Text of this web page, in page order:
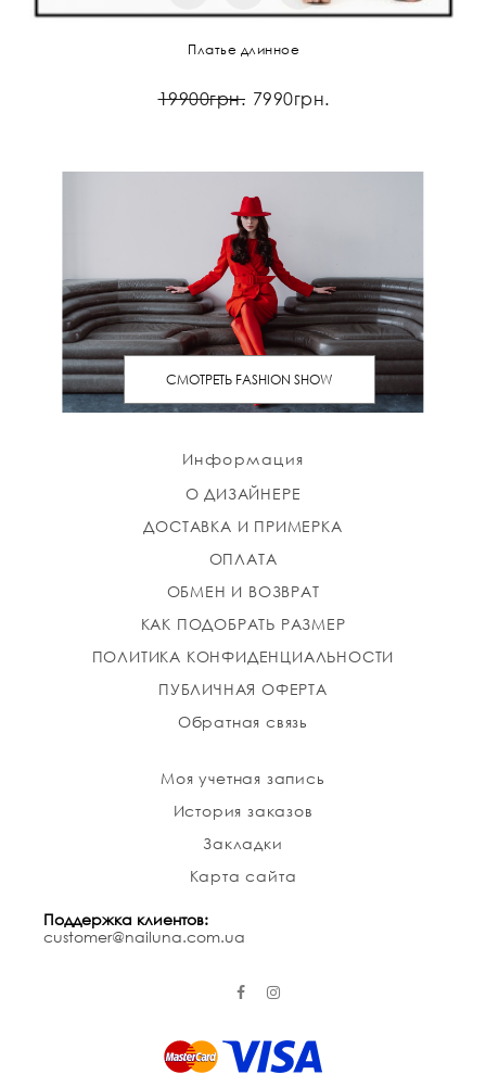
Платье длинное
19900грн. 7990грн.
СМОТРЕТЬ FASHION SHOW
Информация
О ДИЗАЙНЕРЕ
ДОСТАВКА И ПРИМЕРКА
ОПЛАТА
ОБМЕН И ВОЗВРАТ
КАК ПОДОБРАТЬ РАЗМЕР
ПОЛИТИКА КОНФИДЕНЦИАЛЬНОСТИ
ПУБЛИЧНАЯ ОФЕРТА
Обратная связь
Моя учетная запись
История заказов
Закладки
Карта сайта
Поддержка клиентов:
customer@nailuna.com.ua